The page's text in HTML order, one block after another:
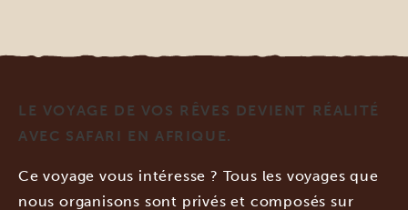
LE VOYAGE DE VOS RÊVES DEVIENT RÉALITÉ
AVEC SAFARI EN AFRIQUE.
Ce voyage vous intéresse ? Tous les voyages que
nous organisons sont privés et composés sur